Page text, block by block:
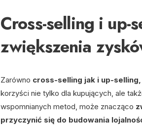
Cross-selling i
zwiększenia
Zarówno cross-selling jak i up-selling,
korzyści nie tylko dla kupujących, ale
wspomnianych metod, może znacząco
przyczynić się do budowania